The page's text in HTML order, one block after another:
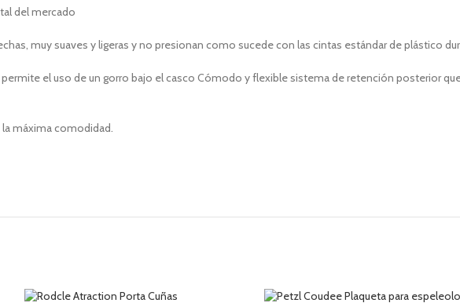
del mercado
muy suaves y ligeras y no presionan como sucede con las cintas estándar de plástico
el uso de un gorro bajo el casco Cómodo y flexible sistema de retención posterior
máxima comodidad.